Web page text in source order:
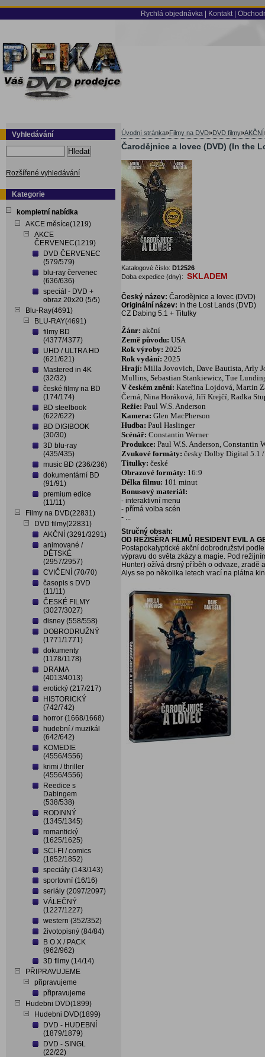
Rychlá objednávka Kontakt
Vyhledávání
Hledat
Rozšířené vyhledávání
Kategorie
kompletní nabídka
AKCE měsíce(1219)
AKCE
ČERVENEC(1219)
DVD ČERVENEC
(579/579)
blu-ray červenec
(636/636)
speciál - DVD +
obraz 20x20 (5/5)
Blu-Ray(4691)
BLU-RAY(4691)
filmy BD
(4377/4377)
UHD / ULTRA HD
(621/621)
Mastered in 4K
(32/32)
české filmy na BD
(174/174)
BD steelbook
(622/622)
BD DIGIBOOK
(30/30)
3D blu-ray
(435/435)
music BD (236/236)
dokumentární BD
(91/91)
premium edice
(11/11)
Filmy na DVD(22831)
DVD filmy(22831)
AKČNÍ (3291/3291)
animované /
DĚTSKÉ
(2957/2957)
CVIČENÍ (70/70)
časopis s DVD
(11/11)
ČESKÉ FILMY
(3027/3027)
disney (558/558)
DOBRODRUŽNÝ
(1771/1771)
dokumenty
(1178/1178)
DRAMA
(4013/4013)
erotický (217/217)
HISTORICKÝ
(742/742)
horror (1668/1668)
hudební / muzikál
(642/642)
KOMEDIE
(4556/4556)
krimi / thriller
(4556/4556)
Reedice s
Dabingem
(538/538)
RODINNÝ
(1345/1345)
romantický
(1625/1625)
SCI-FI / comics
(1852/1852)
speciály (143/143)
sportovní (16/16)
seriály (2097/2097)
VÁLEČNÝ
(1227/1227)
western (352/352)
životopisný (84/84)
B O X / PACK
(962/962)
3D filmy (14/14)
PŘIPRAVUJEME
připravujeme
připravujeme
Hudebni DVD(1899)
Hudebni DVD(1899)
DVD - HUDEBNÍ
(1879/1879)
DVD - SINGL
(22/22)
Úvodní stránka»Filmy na DVD»DVD filmy»AKČNÍ
Čarodějnice a lovec (DVD) (In the
Katalogové číslo: D12526
Doba expedice (dny): SKLADEM
Český název: Čarodějnice a lovec (DVD)
Originální název: In the Lost Lands (DVD)
CZ Dabing 5.1 + Titulky
Žánr: akční
Země původu: USA
Rok výroby: 2025
Rok vydání: 2025
Hrají: Milla Jovovich, Dave Bautista, Arly
Mullins, Sebastian Stankiewicz, Tue
V českém znění: Kateřina Lojdová, Martin
Černá, Nina Horáková, Jiří Krejčí, Radka
Režie: Paul W.S. Anderson
Kamera: Glen MacPherson
Hudba: Paul Haslinger
Scénář: Constantin Werner
Produkce: Paul W.S. Anderson, Constantin
Zvukové formáty: česky Dolby Digital 5.1
Titulky: české
Obrazové formáty: 16:9
Délka filmu: 101 minut
Bonusový materiál:
- interaktivní menu
- přímá volba scén
- ...
Stručný obsah:
OD REŽISÉRA FILMŮ RESIDENT EVIL A
Postapokalyptické akční dobrodružství
výpravu do světa zkázy a magie. Pod
Hunter) ožívá drsný příběh o odvaze, zradě
Alys se po několika letech vrací na plátna